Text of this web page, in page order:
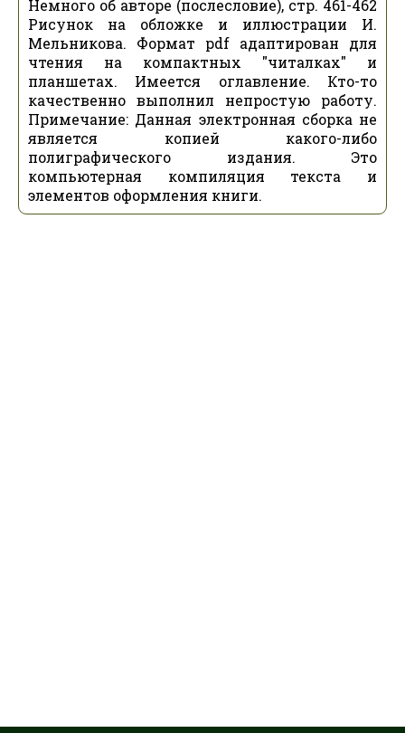
Немного об авторе (послесловие), стр. 461-462
Рисунок на обложке и иллюстрации И.
Мельникова. Формат pdf адаптирован для
чтения на компактных "читалках" и
планшетах. Имеется оглавление. Кто-то
качественно выполнил непростую работу.
Примечание: Данная электронная сборка не
является копией какого-либо
полиграфического издания. Это
компьютерная компиляция текста и
элементов оформления книги.